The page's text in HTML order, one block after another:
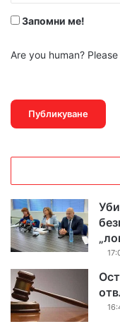
Запомни ме!
Are you human?